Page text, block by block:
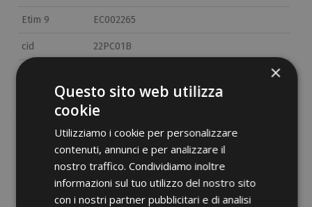
Etim 9 EC002265
cid 22PC01B
Documenti PDF
×
Questo sito web utilizza
cookie
Utilizziamo i cookie per personalizzare
contenuti, annunci e per analizzare il
nostro traffico. Condividiamo inoltre
informazioni sul tuo utilizzo del nostro sito
con i nostri partner pubblicitari e di analisi